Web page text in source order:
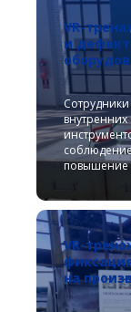
VR-
и
внутренних
повышение
VR-
на